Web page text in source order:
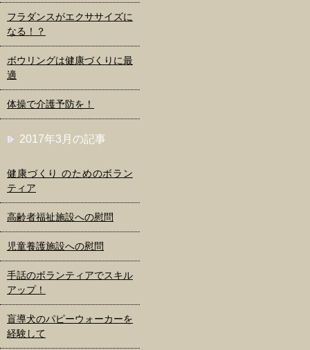
フラダンスがエクササイズに
なる！？
ボウリングは健康づくりに最
適
体操で介護予防を！
2017年3月の記事
健康づくり のためのボラン
ティア
高齢者福祉施設への慰問
児童養護施設への慰問
手話のボランティアでスキル
アップ！
盲導犬のパピーウォーカーを
経験して